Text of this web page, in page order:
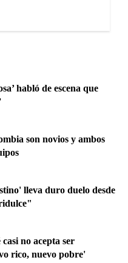
habló de escena que
son novios y ambos
lleva duro duelo desde
no acepta ser
rico, nuevo pobre'